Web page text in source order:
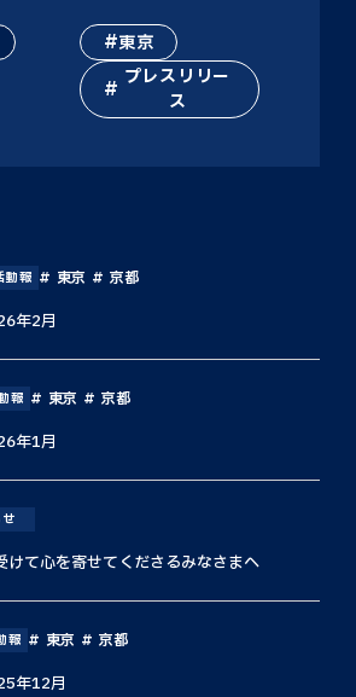
東京
プレスリリー
ス
動報
東京 京都
年2月
報
東京 京都
年1月
けて心を寄せてくださるみなさまへ
報
東京 京都
年12月